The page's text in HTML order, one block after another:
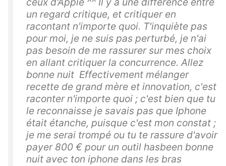
un regard critique, et critiquer en
racontant n'importe quoi. T'inquiète pas
pour moi, je ne suis pas perturbé, je n'ai
pas besoin de me rassurer sur mes choix
en allant critiquer la concurrence. Allez
bonne nuit Effectivement mélanger
recette de grand mère et innovation, c'est
raconter n'importe quoi ; c'est bien que tu
le reconnaisse je savais pas que Iphone
était étanche, puisque c'est mon constat ;
je me serai trompé ou tu te rassure d'avoir
payer 800 € pour un outil hasbeen bonne
nuit avec ton iphone dans les bras